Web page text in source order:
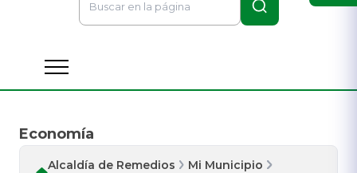
Economía
Alcaldía de Remedios
Mi Municipio